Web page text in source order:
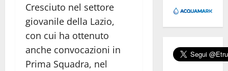
Cresciuto nel settore
giovanile della Lazio,
con cui ha ottenuto
anche convocazioni in
Prima Squadra, nel